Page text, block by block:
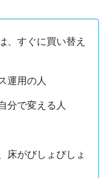
、すぐに買い替え
運用の人
分で変える人
床がびしょびしょ